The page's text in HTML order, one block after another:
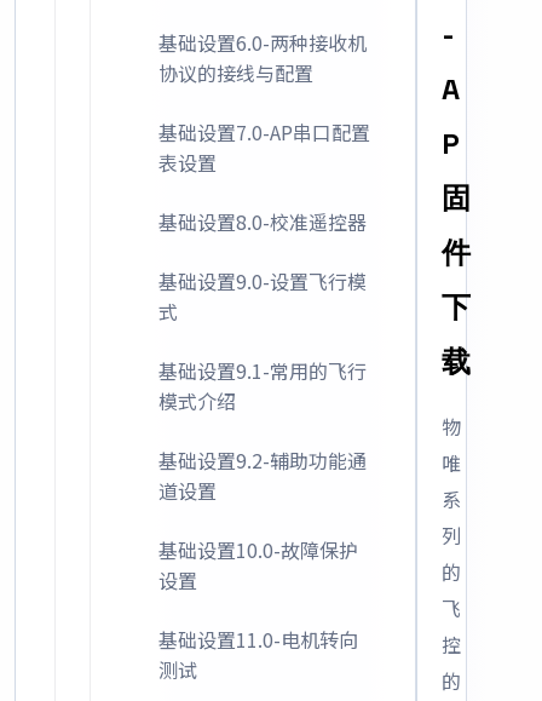
基础设置6.0-两种接收机
协议的接线与配置
基础设置7.0-AP串口配置
表设置
基础设置8.0-校准遥控器
基础设置9.0-设置飞行模
式
基础设置9.1-常用的飞行
模式介绍
基础设置9.2-辅助功能通
道设置
基础设置10.0-故障保护
设置
基础设置11.0-电机转向
测试
-
A
P
固
件
下
载
物
唯
系
列
的
飞
控
的